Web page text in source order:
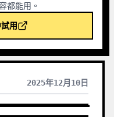
都能用。
用
2025年12月10日